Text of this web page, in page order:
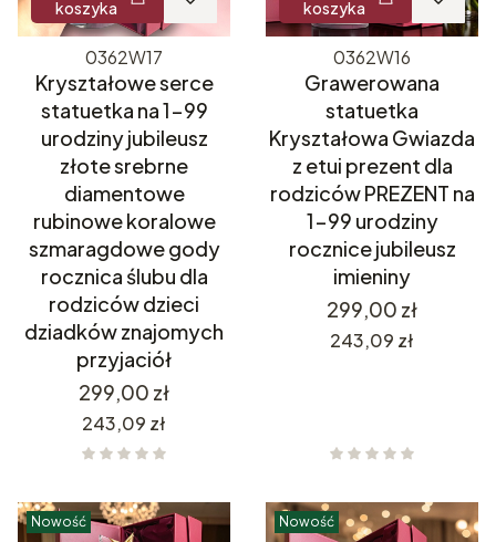
koszyka
0362W17
Kryształowe serce
statuetka na 1-99
urodziny jubileusz
złote srebrne
diamentowe
rubinowe koralowe
szmaragdowe gody
rocznica ślubu dla
rodziców dzieci
dziadków znajomych
przyjaciół
Cena
299,00 zł
Cena
243,09 zł
koszyka
0362W16
Grawerowana
statuetka
Kryształowa Gwiazda
z etui prezent dla
rodziców PREZENT na
1-99 urodziny
rocznice jubileusz
imieniny
Cena
299,00 zł
Cena
243,09 zł
Nowość Nowość